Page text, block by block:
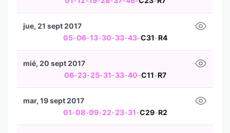
05-06-13-30-33-43-C31-R4
jue, 21 sept 2017
06-23-25-31-33-40-C11-R7
mié, 20 sept 2017
01-08-09-22-23-31-C29-R2
mar, 19 sept 2017